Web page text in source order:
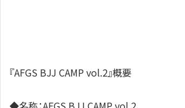
『AFGS BJJ CAMP vol.2』概要